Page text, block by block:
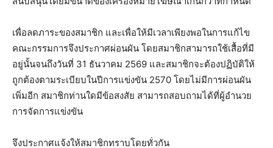
เพื่อลดภาระของสมาชิก และเพื่อให้มีเวลาเพียงพอในการแก้ไข
คณะกรรมการจึงประกาศผ่อนผัน โดยสมาชิกสามารถใช้เสื้อที่มี
อยู่นั้นจนถึงวันที่ 31 ธันวาคม 2569 และสมาชิกจะต้องปฏิบัติให้
ถูกต้องตามระเบียบในปีการแข่งขัน 2570 โดยไม่มีการผ่อนผัน
เพิ่มอีก สมาชิกท่านใดมีข้อสงสัย สามารถสอบถามได้ที่ผู้อำนวย
การจัดการแข่งขัน
จึงประกาศแจ้งให้สมาชิกทราบโดยทั่วกัน